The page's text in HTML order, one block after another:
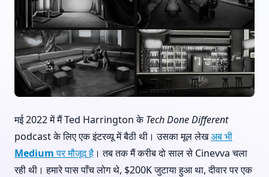
मई 2022 में मैं Ted Harrington केTech Done Different
podcast के लिए एक इंटरव्यू में बैठी थी। उसका मूल लेखअब भी
Medium पर मौजूद है । तब तक मैं करीब दो साल से Cinevva चला
रही थी। हमारे पास पाँच लोग थे, $200K जुटाया हुआ था, दीवार पर एक